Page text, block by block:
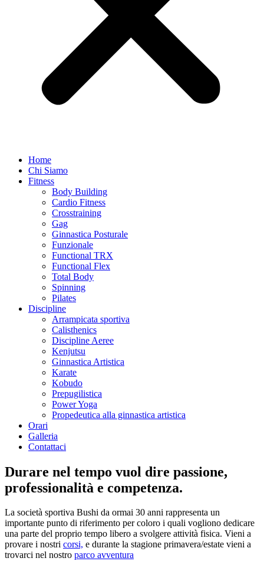
Home
Chi Siamo
Fitness
Body Building
Cardio Fitness
Crosstraining
Gag
Ginnastica Posturale
Funzionale
Functional TRX
Functional Flex
Total Body
Spinning
Pilates
Discipline
Arrampicata sportiva
Calisthenics
Discipline Aeree
Kenjutsu
Ginnastica Artistica
Karate
Kobudo
Prepugilistica
Power Yoga
Propedeutica alla ginnastica artistica
Orari
Galleria
Contattaci
Durare nel tempo vuol dire passione,
professionalità e competenza.
La società sportiva Bushi da ormai 30 anni rappresenta un
importante punto di riferimento per coloro i quali vogliono dedicare
una parte del proprio tempo libero a svolgere attività fisica. Vieni a
provare i nostri corsi, e durante la stagione primavera/estate vieni a
trovarci nel nostro parco avventura